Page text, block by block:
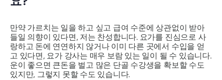
만약 가르치는 일을 하고 싶고 급여 수준에 상관없이 받아
들일 의향이 있다면, 저는 찬성합니다. 요가를 진심으로 사
랑하고 돈에 연연하지 않거나 이미 다른 곳에서 수입을 얻
고 있다면, 요가 강사는 매우 보람 있는 일이 될 수 있습니다.
운이 좋으면 큰돈을 벌고 많은 단골 수강생을 확보할 수도
있지만, 그렇지 못할 수도 있습니다.